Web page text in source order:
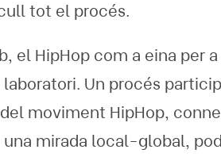
tot el procés.
el HipHop com a eina per
Un procés
moviment HipHop,
mirada local-global,